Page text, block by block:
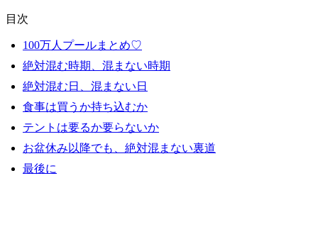
目次
100万人プールまとめ♡
絶対混む時期、混まない時期
絶対混む日、混まない日
食事は買うか持ち込むか
テントは要るか要らないか
お盆休み以降でも、絶対混まない裏道
最後に